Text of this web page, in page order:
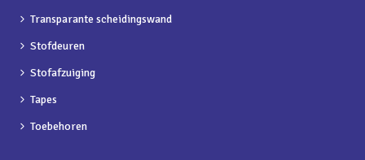
Transparante scheidingswand
Stofdeuren
Stofafzuiging
Tapes
Toebehoren